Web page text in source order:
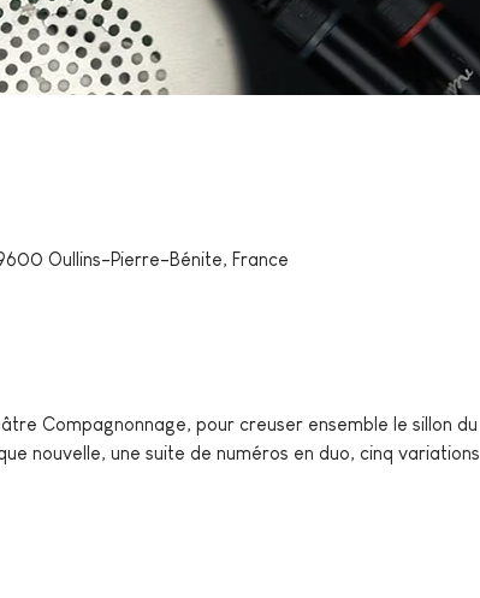
Oullins-Pierre-Bénite, France
Compagnonnage, pour creuser ensemble le sillon du
nouvelle, une suite de numéros en duo, cinq variations